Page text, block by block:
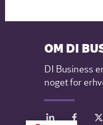
OM DI
DI Business
noget for